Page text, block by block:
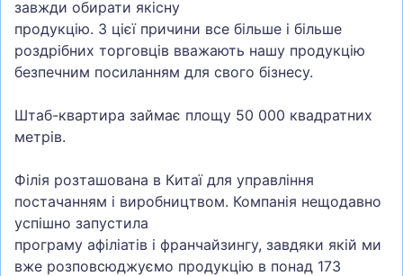
завжди обирати якісну
продукцію. З цієї причини все більше і більше
роздрібних торговців вважають нашу продукцію
безпечним посиланням для свого бізнесу.
Штаб-квартира займає площу 50 000 квадратних
метрів.
Філія розташована в Китаї для управління
постачанням і виробництвом. Компанія нещодавно
успішно запустила
програму афіліатів і франчайзингу, завдяки якій ми
вже розповсюджуємо продукцію в понад 173